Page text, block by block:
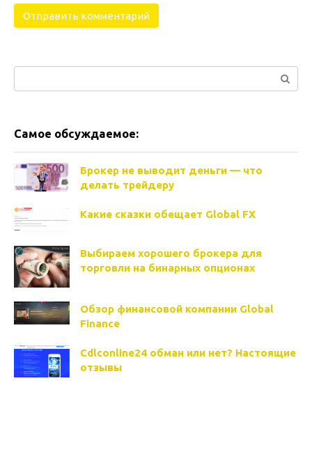
Самое обсуждаемое:
Брокер не выводит деньги — что
делать трейдеру
Какие сказки обещает Global FX
Выбираем хорошего брокера для
торговли на бинарных опционах
Обзор финансовой компании Global
Finance
Cdlconline24 обман или нет? Настоящие
отзывы